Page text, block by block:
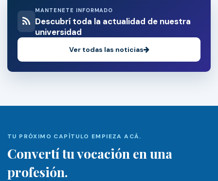
MANTENETE INFORMADO
Descubrí toda la actualidad de nuestra
universidad
Ver todas las noticias
TU PRÓXIMO CAPÍTULO EMPIEZA ACÁ.
Convertí tu vocación en una
profesión.